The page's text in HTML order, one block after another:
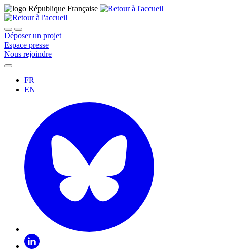
Déposer un projet
Espace presse
Nous rejoindre
FR
EN